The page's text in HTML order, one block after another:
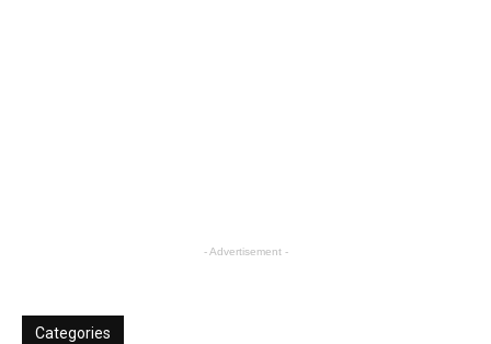
- Advertisement -
Categories